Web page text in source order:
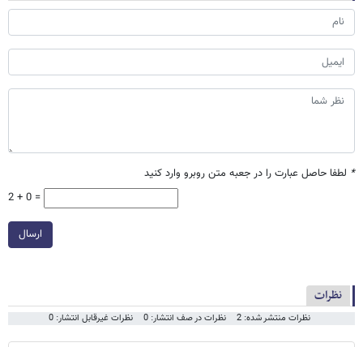
* لطفا حاصل عبارت را در جعبه متن روبرو وارد کنید
2 + 0 =
ارسال
نظرات
نظرات منتشر شده: 2 نظرات در صف انتشار: 0 نظرات غیرقابل انتشار: 0